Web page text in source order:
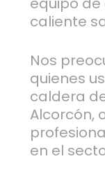
caliente
Nos
quienes
caldera
Alcorcón,
en el